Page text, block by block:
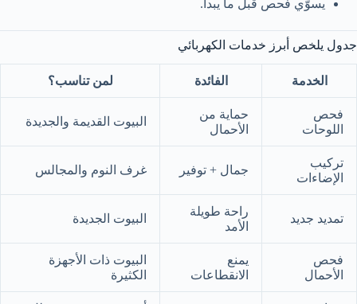
يسوّي فحص قبل ما يبدأ.
جدول يلخص أبرز خدمات الكهربائي
الخدمة الفائدة لمن تناسب؟
فحص
اللوحات
حماية من
الأحمال
البيوت القديمة والجديدة
تركيب
الإضاءات
جمال + توفير غرف النوم والمجالس
تمديد جديد
راحة طويلة
الأمد
البيوت الجديدة
فحص
الأحمال
يمنع
الانقطاعات
البيوت ذات الأجهزة
الكثيرة